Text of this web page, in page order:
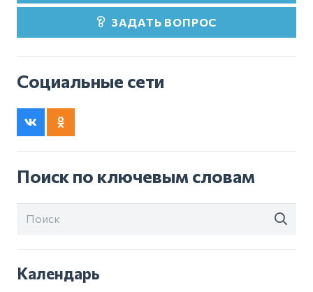
ЗАДАТЬ ВОПРОС
Социальные сети
Поиск по ключевым словам
Календарь